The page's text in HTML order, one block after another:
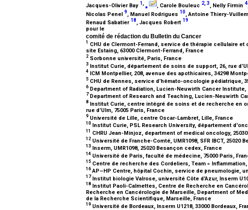
Jacques-Olivier Bay 1,⁎ , Carole Bouleuc 2,3, Nelly Firmin 4
Nicolas Penel 9, Manuel Rodrigues 10, Antoine Thiery-
Renaud Sabatier 18, Jacques Robert 19
pour le
comité de rédaction du Bulletin du Cancer
1 CHU de Clermont-Ferrand, service de thérapie cellulaire et
site Estaing, 63000 Clermont-Ferrand, France
2 Sorbonne université, Paris, France
3 Institut Curie, département de soins de support, 26, rue
4 ICM Montpellier, 208, avenue des apothicaires, 34298
5 CHU de Rennes, service d’hémato-oncologie pédiatrique,
6Department of Radiation, Lucien-Neuwirth Cancer Institute,
7 Department of Research and Teaching, Lucien-Neuwirth
8 Institut Curie, centre intégré de soins et de recherche en
rue d’Ulm, 75005 Paris, France
9 Université de Lille, centre Oscar-Lambret, Lille, France
10 Institut Curie, PSL Research University, département
11 CHRU Jean-Minjoz, department of medical oncology,
12 Université de Franche-Comté, UMR1098, SFR IBCT, 25020
13 Inserm, UMR1098, 25020 Besançon cedex, France
14 Université de Paris, faculté de médecine, 75000 Paris,
15 Centre de recherche des Cordeliers, Team «
16AP–HP Centre, hôpital Cochin, service de pneumologie,
17 Institut biologie Valrose, université Côte d’Azur, Inserm
18
Institut Paoli-Calmettes, Centre de Recherche en
Recherche en Cancérologie de Marseille, Department of
de la Recherche Scientifique, Marseille, France
19 Université de Bordeaux, Inserm U1218, 33000 Bordeaux,